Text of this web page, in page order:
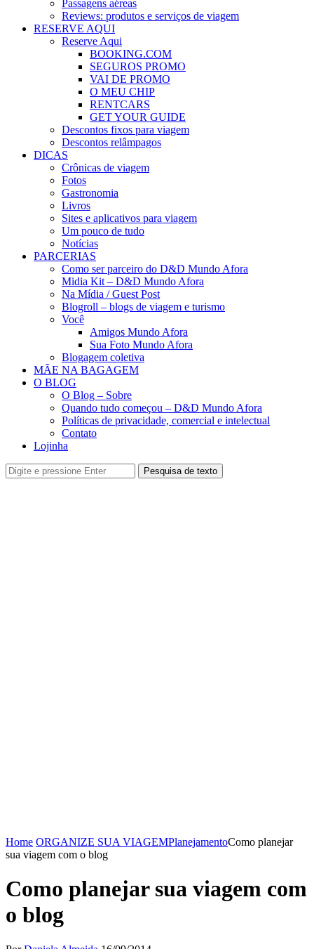
Passagens aéreas
Reviews: produtos e serviços de viagem
RESERVE AQUI
Reserve Aqui
BOOKING.COM
SEGUROS PROMO
VAI DE PROMO
O MEU CHIP
RENTCARS
GET YOUR GUIDE
Descontos fixos para viagem
Descontos relâmpagos
DICAS
Crônicas de viagem
Fotos
Gastronomia
Livros
Sites e aplicativos para viagem
Um pouco de tudo
Notícias
PARCERIAS
Como ser parceiro do D&D Mundo Afora
Midia Kit – D&D Mundo Afora
Na Mídia / Guest Post
Blogroll – blogs de viagem e turismo
Você
Amigos Mundo Afora
Sua Foto Mundo Afora
Blogagem coletiva
MÃE NA BAGAGEM
O BLOG
O Blog – Sobre
Quando tudo começou – D&D Mundo Afora
Políticas de privacidade, comercial e intelectual
Contato
Lojinha
Pesquisa de texto
Home ORGANIZE SUA VIAGEMPlanejamentoComo planejar
sua viagem com o blog
Como planejar sua viagem com
o blog